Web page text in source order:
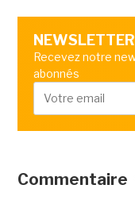
NEWSLETTER
Recevez notre
abonnés
Commentaire